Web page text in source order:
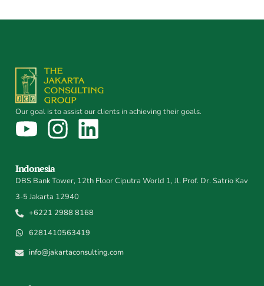
Our goal is to assist our clients in achieving their goals.
Indonesia
DBS Bank Tower, 12th Floor Ciputra World 1, Jl. Prof. Dr. Satrio Kav
3-5 Jakarta 12940
+6221 2988 8168
6281410563419
info@jakartaconsulting.com